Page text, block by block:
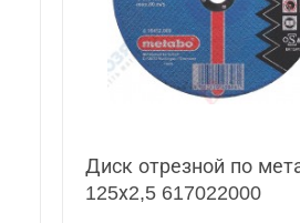
Диск отрезной по
125х2,5 617022000